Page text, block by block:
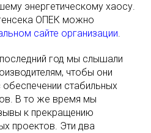
энергетическому хаосу.
ОПЕК можно
сайте организации.
год мы слышали
чтобы они
стабильных
В то же время мы
к прекращению
проектов. Эти два